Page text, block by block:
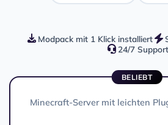
Modpack mit 1 Klick installiert
24/7 Support
BELIEBT
Minecraft-Server mit leichten